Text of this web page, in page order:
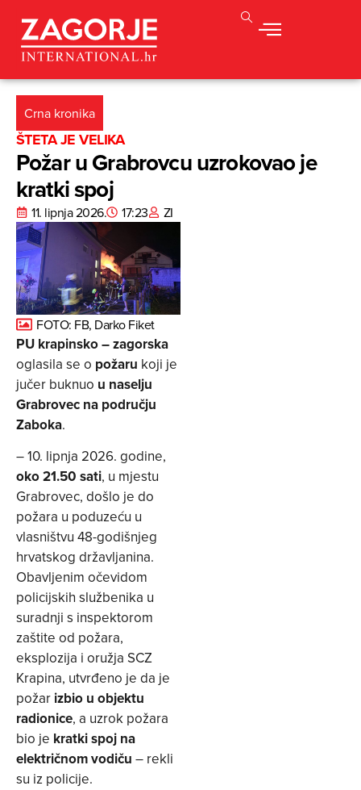
Crna kronika
ŠTETA JE VELIKA
Požar u Grabrovcu uzrokovao je
kratki spoj
11. lipnja 2026. 17:23 ZI
FOTO: FB, Darko Fiket
PU krapinsko – zagorska
oglasila se o požaru koji je
jučer buknuo u naselju
Grabrovec na području
Zaboka.
– 10. lipnja 2026. godine,
oko 21.50 sati, u mjestu
Grabrovec, došlo je do
požara u poduzeću u
vlasništvu 48-godišnjeg
hrvatskog državljanina.
Obavljenim očevidom
policijskih službenika u
suradnji s inspektorom
zaštite od požara,
eksplozija i oružja SCZ
Krapina, utvrđeno je da je
požar izbio u objektu
radionice, a uzrok požara
bio je kratki spoj na
električnom vodiču – rekli
su iz policije.